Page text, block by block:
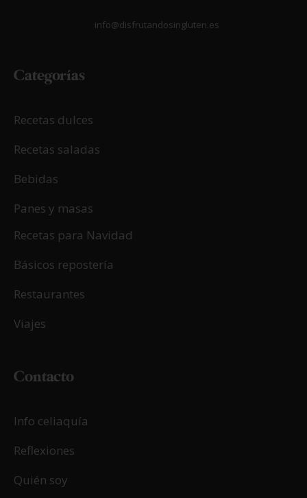
info@disfrutandosingluten.es
Categorías
Recetas dulces
Recetas saladas
Bebidas
Panes y masas
Recetas para Navidad
Básicos repostería
Restaurantes
Viajes
Contacto
Info celiaquía
Reflexiones
Quién soy